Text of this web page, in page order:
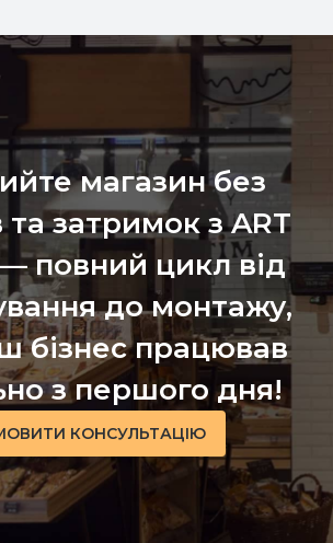
магазин без
та затримок з ART
повний цикл від
до монтажу,
бізнес працював
з першого дня!
КОНСУЛЬТАЦІЮ